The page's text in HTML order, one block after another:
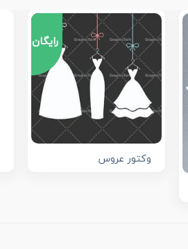
رایگان
وکتور عروس